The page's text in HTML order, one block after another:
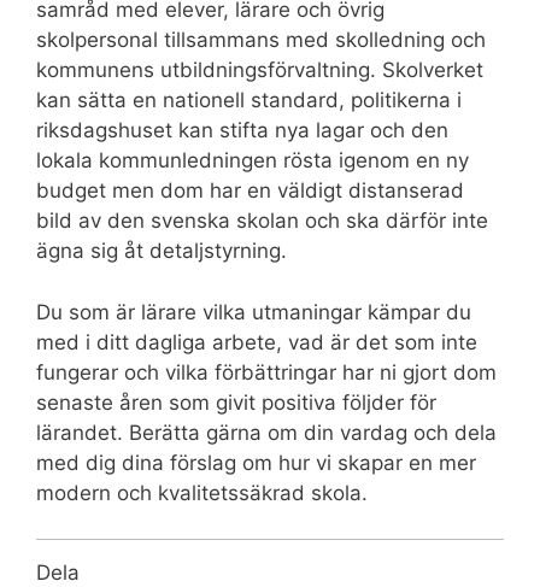
samråd med elever, lärare och övrig
skolpersonal tillsammans med skolledning och
kommunens utbildningsförvaltning. Skolverket
kan sätta en nationell standard, politikerna i
riksdagshuset kan stifta nya lagar och den
lokala kommunledningen rösta igenom en ny
budget men dom har en väldigt distanserad
bild av den svenska skolan och ska därför inte
ägna sig åt detaljstyrning.
Du som är lärare vilka utmaningar kämpar du
med i ditt dagliga arbete, vad är det som inte
fungerar och vilka förbättringar har ni gjort dom
senaste åren som givit positiva följder för
lärandet. Berätta gärna om din vardag och dela
med dig dina förslag om hur vi skapar en mer
modern och kvalitetssäkrad skola.
Dela